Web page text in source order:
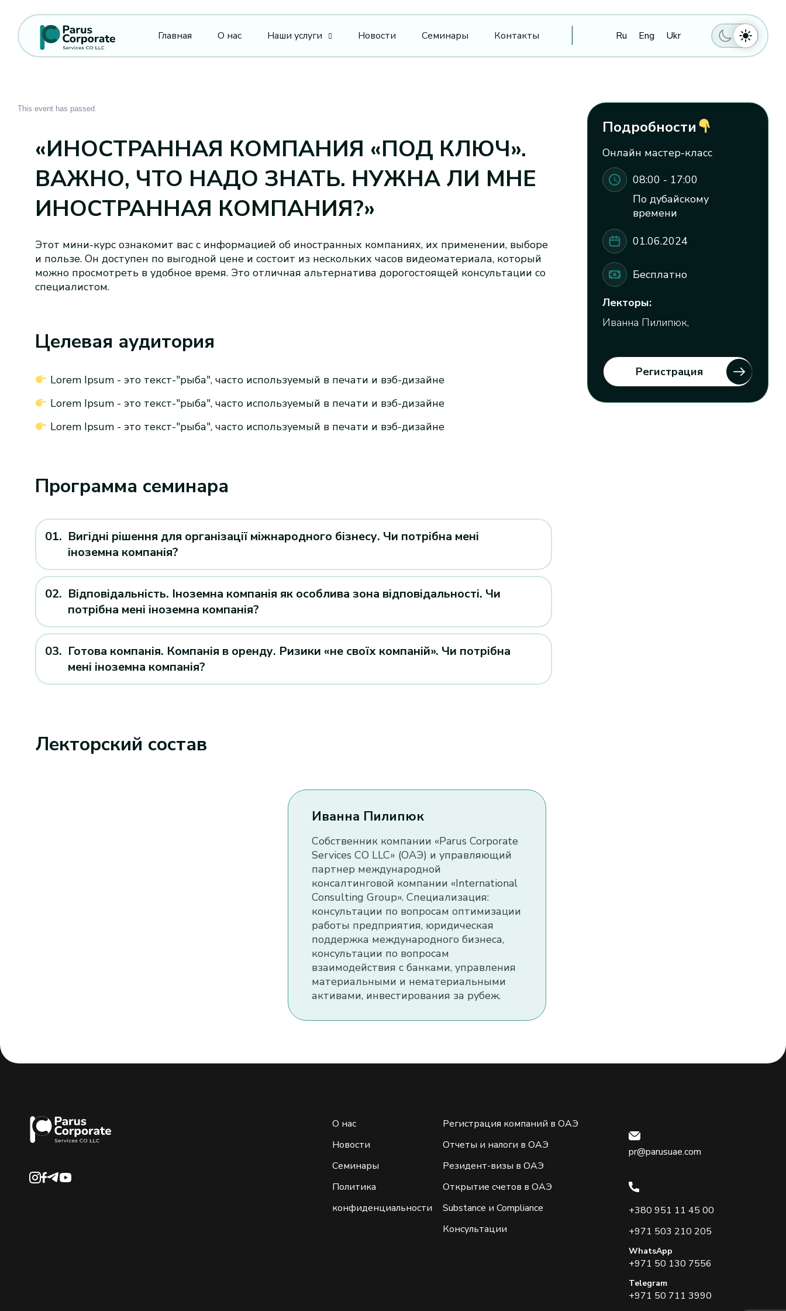
Главная О нас Наши услуги Новости Семинары Контакты Ru Eng Ukr
Подробности
Онлайн мастер-класс
08:00 - 17:00
По дубайскому
времени
01.06.2024
Бесплатно
Лекторы:
Иванна Пилипюк,
Регистрация
This event has passed.
«ИНОСТРАННАЯ КОМПАНИЯ «ПОД КЛЮЧ».
ВАЖНО, ЧТО НАДО ЗНАТЬ. НУЖНА ЛИ МНЕ
ИНОСТРАННАЯ КОМПАНИЯ?»
Этот мини-курс ознакомит вас с информацией об иностранных компаниях, их применении, выборе
и пользе. Он доступен по выгодной цене и состоит из нескольких часов видеоматериала, который
можно просмотреть в удобное время. Это отличная альтернатива дорогостоящей консультации со
специалистом.
Целевая аудитория
Lorem Ipsum - это текст-"рыба", часто используемый в печати и вэб-дизайне
Lorem Ipsum - это текст-"рыба", часто используемый в печати и вэб-дизайне
Lorem Ipsum - это текст-"рыба", часто используемый в печати и вэб-дизайне
Программа семинара
Вигідні рішення для організації міжнародного бізнесу. Чи потрібна мені
іноземна компанія?
Відповідальність. Іноземна компанія як особлива зона відповідальності. Чи
потрібна мені іноземна компанія?
Готова компанія. Компанія в оренду. Ризики «не своїх компаній». Чи потрібна
мені іноземна компанія?
Лекторский состав
Иванна Пилипюк
Собственник компании «Parus Corporate
Services CO LLC» (ОАЭ) и управляющий
партнер международной
консалтинговой компании «International
Consulting Group». Специализация:
консультации по вопросам оптимизации
работы предприятия, юридическая
поддержка международного бизнеса,
консультации по вопросам
взаимодействия с банками, управления
материальными и нематериальными
активами, инвестирования за рубеж.
О нас
Новости
Семинары
Политика
конфиденциальности
Регистрация компаний в ОАЭ
Отчеты и налоги в ОАЭ
Резидент-визы в ОАЭ
Открытие счетов в ОАЭ
Substance и Compliance
Консультации
pr@parusuae.com
+380 951 11 45 00
+971 503 210 205
WhatsApp
+971 50 130 7556
Telegram
+971 50 711 3990